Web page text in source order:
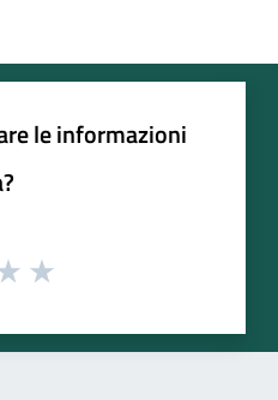
le informazioni